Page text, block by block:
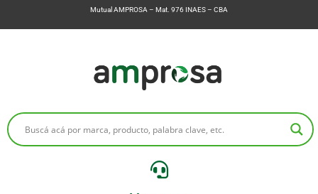
Mutual AMPROSA – Mat. 976 INAES – CBA